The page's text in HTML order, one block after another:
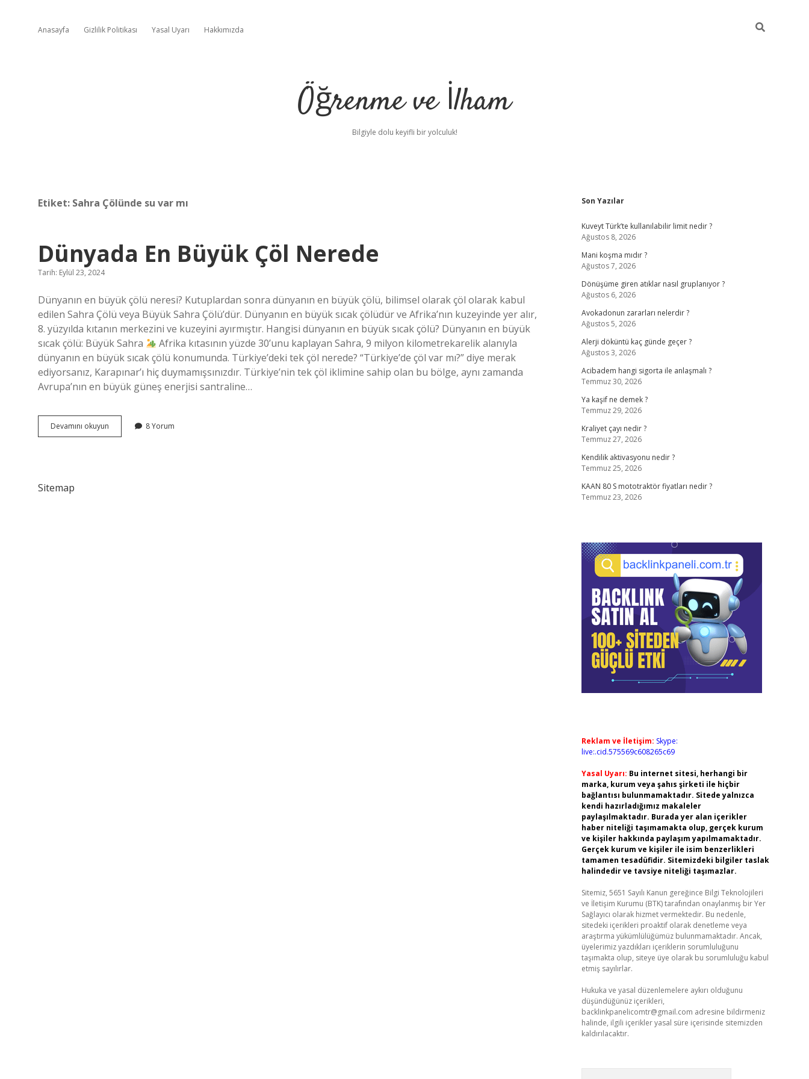
Anasayfa Gizlilik Politikası Yasal Uyarı Hakkımızda
Öğrenme ve İlham
Bilgiyle dolu keyifli bir yolculuk!
Etiket: Sahra Çölünde su var mı
Dünyada En Büyük Çöl Nerede
Tarih: Eylül 23, 2024
Dünyanın en büyük çölü neresi? Kutuplardan sonra dünyanın en büyük çölü, bilimsel olarak çöl olarak kabul
edilen Sahra Çölü veya Büyük Sahra Çölü’dür. Dünyanın en büyük sıcak çölüdür ve Afrika’nın kuzeyinde yer alır,
8. yüzyılda kıtanın merkezini ve kuzeyini ayırmıştır. Hangisi dünyanın en büyük sıcak çölü? Dünyanın en büyük
sıcak çölü: Büyük Sahra
Afrika kıtasının yüzde 30’unu kaplayan Sahra, 9 milyon kilometrekarelik alanıyla
dünyanın en büyük sıcak çölü konumunda. Türkiye’deki tek çöl nerede? “Türkiye’de çöl var mı?” diye merak
ediyorsanız, Karapınar’ı hiç duymamışsınızdır. Türkiye’nin tek çöl iklimine sahip olan bu bölge, aynı zamanda
Avrupa’nın en büyük güneş enerjisi santraline…
Devamını okuyun Dünyada
En
8 Yorum
Sitemap
Sidebar
Son Yazılar
Kuveyt Türk’te kullanılabilir limit nedir ?
Ağustos 8, 2026
Mani koşma mıdır ?
Ağustos 7, 2026
Dönüşüme giren atıklar nasıl gruplanıyor ?
Ağustos 6, 2026
Avokadonun zararları nelerdir ?
Ağustos 5, 2026
Alerji döküntü kaç günde geçer ?
Ağustos 3, 2026
Acibadem hangi sigorta ile anlaşmalı ?
Temmuz 30, 2026
Ya kaşif ne demek ?
Temmuz 29, 2026
Kraliyet çayı nedir ?
Temmuz 27, 2026
Kendilik aktivasyonu nedir ?
Temmuz 25, 2026
KAAN 80 S mototraktör fiyatları nedir ?
Temmuz 23, 2026
Reklam ve İletişim: Skype:
live:.cid.575569c608265c69
Yasal Uyarı: Bu internet sitesi, herhangi bir
marka, kurum veya şahıs şirketi ile hiçbir
bağlantısı bulunmamaktadır. Sitede yalnızca
kendi hazırladığımız makaleler
paylaşılmaktadır. Burada yer alan içerikler
haber niteliği taşımamakta olup, gerçek kurum
ve kişiler hakkında paylaşım yapılmamaktadır.
Gerçek kurum ve kişiler ile isim benzerlikleri
tamamen tesadüfidir. Sitemizdeki bilgiler taslak
halindedir ve tavsiye niteliği taşımazlar.
Sitemiz, 5651 Sayılı Kanun gereğince Bilgi Teknolojileri
ve İletişim Kurumu (BTK) tarafından onaylanmış bir Yer
Sağlayıcı olarak hizmet vermektedir. Bu nedenle,
sitedeki içerikleri proaktif olarak denetleme veya
araştırma yükümlülüğümüz bulunmamaktadır. Ancak,
üyelerimiz yazdıkları içeriklerin sorumluluğunu
taşımakta olup, siteye üye olarak bu sorumluluğu kabul
etmiş sayılırlar.
Hukuka ve yasal düzenlemelere aykırı olduğunu
düşündüğünüz içerikleri,
backlinkpanelicomtr@gmail.com adresine bildirmeniz
halinde, ilgili içerikler yasal süre içerisinde sitemizden
kaldırılacaktır.